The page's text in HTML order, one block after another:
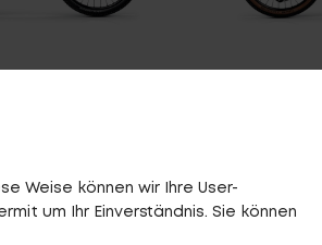
Weise können wir Ihre User-
um Ihr Einverständnis. Sie können